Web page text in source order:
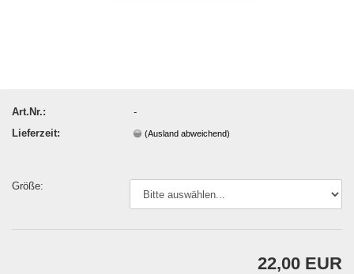
Art.Nr.:
-
Lieferzeit:
(Ausland abweichend)
Größe:
22,00 EUR